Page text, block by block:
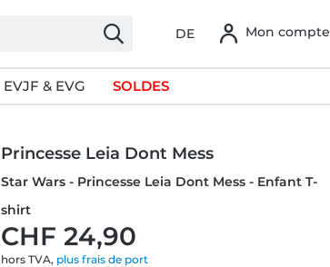
DE Mon compte
EVJF & EVG SOLDES
Princesse Leia Dont Mess
Star Wars - Princesse Leia Dont Mess - Enfant T-
shirt
CHF 24,90
hors TVA, plus frais de port